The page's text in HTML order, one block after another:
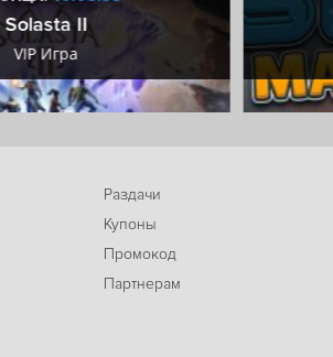
Solasta II
VIP Игра
Раздачи
Купоны
Промокод
Партнерам